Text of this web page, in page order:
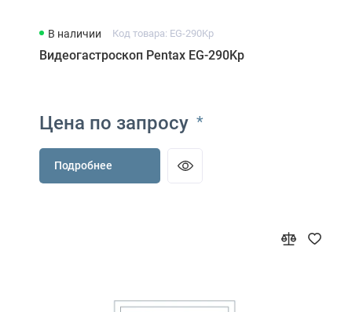
В наличии Код товара: EG-290Kp
Видеогастроскоп Pentax EG-290Kp
Цена по запросу *
Подробнее